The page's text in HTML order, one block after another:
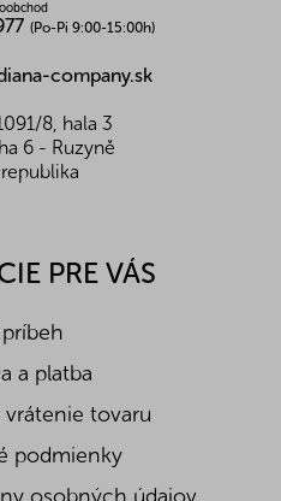
1,4
29
0
(Po-Pi 9:00-15:00h)
company.sk
8, hala 3
6 - Ruzyně
PRE VÁS
a platba
vrátenie tovaru
podmienky